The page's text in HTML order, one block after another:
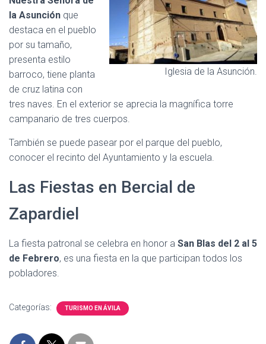
Iglesia de la Asunción.
la Asunción que
destaca en el pueblo
por su tamaño,
presenta estilo
barroco, tiene planta
de cruz latina con
tres naves. En el exterior se aprecia la magnífica torre
campanario de tres cuerpos.
También se puede pasear por el parque del pueblo,
conocer el recinto del Ayuntamiento y la escuela.
Las Fiestas en Bercial de
Zapardiel
La fiesta patronal se celebra en honor a San Blas del 2 al 5
de Febrero, es una fiesta en la que participan todos los
pobladores.
Categorías: TURISMO EN ÁVILA